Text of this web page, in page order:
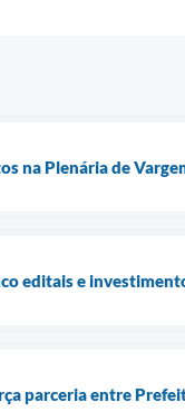
na Plenária de
editais e
parceria entre